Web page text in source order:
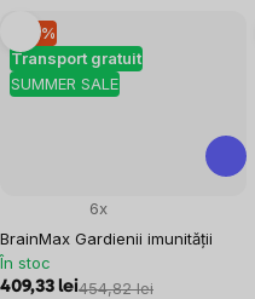
SUMMER SALE
Transport gratuit
–10 %
BrainMax Gardienii imunității
6x
În stoc
409,33 lei454,82 lei